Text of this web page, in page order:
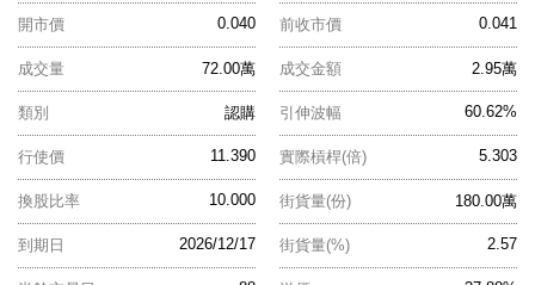
0.040
開市價 0.041
前收市價
72.00萬
成交量 2.95萬
成交金額
認購
類別 60.62%
引伸波幅
11.390
行使價 5.303
實際槓桿(倍)
10.000
換股比率 180.00萬
街貨量(份)
2026/12/17
到期日 2.57
街貨量(%)